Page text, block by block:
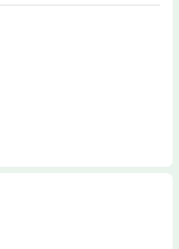
分にふりむこうとしない瀬尾を、
し倒してしまって…!? ※口絵・イ